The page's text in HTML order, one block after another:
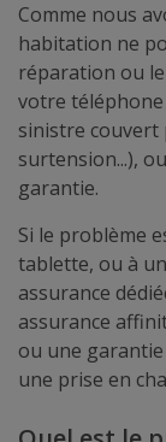
Comme nous
habitation ne
réparation ou
votre téléphone
sinistre
surtension...),
garantie.
Si le problème
tablette, ou à
assurance
assurance
ou une
une prise en